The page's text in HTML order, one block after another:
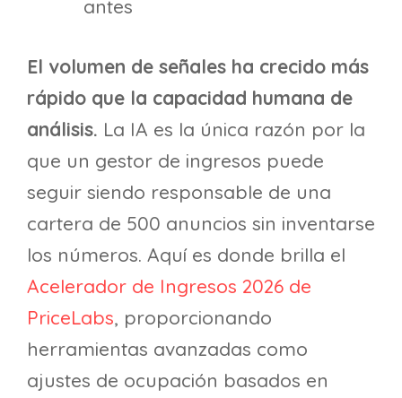
antes
El volumen de señales ha crecido más
rápido que la capacidad humana de
análisis. La IA es la única razón por la
que un gestor de ingresos puede
seguir siendo responsable de una
cartera de 500 anuncios sin inventarse
los números. Aquí es donde brilla el
Acelerador de Ingresos 2026 de
PriceLabs, proporcionando
herramientas avanzadas como
ajustes de ocupación basados en